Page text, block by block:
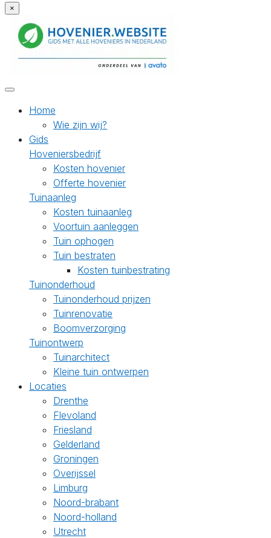
×
Home
Wie zijn wij?
Gids
Hoveniersbedrijf
Kosten hovenier
Offerte hovenier
Tuinaanleg
Kosten tuinaanleg
Voortuin aanleggen
Tuin ophogen
Tuin bestraten
Kosten tuinbestrating
Tuinonderhoud
Tuinonderhoud prijzen
Tuinrenovatie
Boomverzorging
Tuinontwerp
Tuinarchitect
Kleine tuin ontwerpen
Locaties
Drenthe
Flevoland
Friesland
Gelderland
Groningen
Overijssel
Limburg
Noord-brabant
Noord-holland
Utrecht